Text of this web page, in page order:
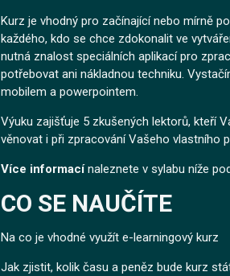
Kurz je vhodný pro začínající nebo mírně
každého, kdo se chce zdokonalit ve
nutná znalost speciálních aplikací pro
potřebovat ani nákladnou techniku.
mobilem a powerpointem.
Výuku zajišťuje 5 zkušených lektorů, kteří
věnovat i při zpracování Vašeho vlastního
Více informacínaleznete v sylabu níže
CO SE NAUČÍTE
Na co je vhodné využít e-learningový kurz
Jak zjistit, kolik času a peněz bude kurz